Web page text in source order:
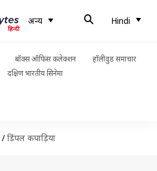
अन्य Hindi
बॉक्स ऑफिस कलेक्शन
हॉलीवुड समाचार
दक्षिण भारतीय सिनेमा
/ डिंपल कपाड़िया